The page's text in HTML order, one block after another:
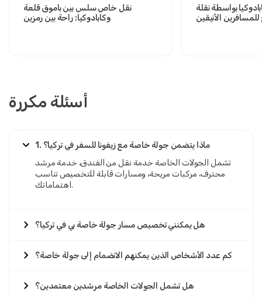
نقل خاص سلس بين باموق قلعة
وكابادوكيا: راحة بين رمزين
بواسطة نقلة
الأنيقين
أسئلة مكررة
1. ماذا يتضمن جولة خاصة مع زيفونا للسفر في تركيا؟
تشمل الجولات الخاصة خدمة نقل من الفندق، خدمة مرشد
محترف، مركبات مريحة، ومسارات قابلة للتخصيص تناسب
اهتماماتك.
هل يمكنني تخصيص مسار جولة خاصة بي في تركيا؟
كم عدد الأشخاص الذين يمكنهم الانضمام إلى جولة خاصة؟
هل تشمل الجولات الخاصة مرشدين معتمدين؟